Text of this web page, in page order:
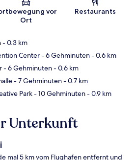
Karte
vor
Ort
Restaurants
- 0.3 km
Center- 6 Gehminuten- 0.6 km
- 6 Gehminuten- 0.6 km
- 7 Gehminuten- 0.7 km
Park- 10 Gehminuten- 0.9 km
Unterkunft
mal 5 km vom Flughafen entfernt und